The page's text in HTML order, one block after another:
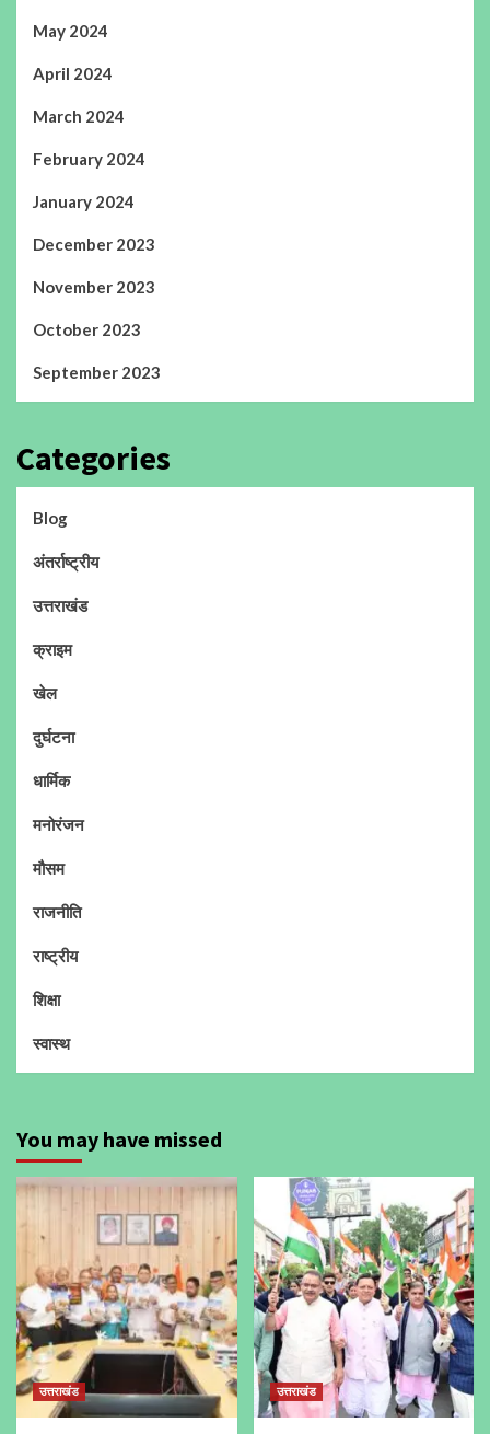
May 2024
April 2024
March 2024
February 2024
January 2024
December 2023
November 2023
October 2023
September 2023
Categories
Blog
अंतर्राष्ट्रीय
उत्तराखंड
क्राइम
खेल
दुर्घटना
धार्मिक
मनोरंजन
मौसम
राजनीति
राष्ट्रीय
शिक्षा
स्वास्थ
You may have missed
उत्तराखंड उत्तराखंड